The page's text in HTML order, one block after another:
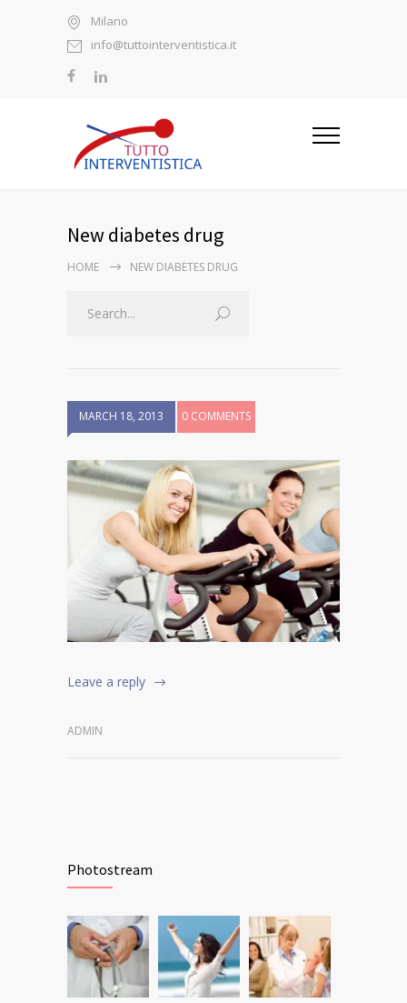
Milano
info@tuttointerventistica.it
New diabetes drug
HOME NEW DIABETES DRUG
MARCH 18, 2013 0 COMMENTS
Leave a reply
ADMIN
Photostream